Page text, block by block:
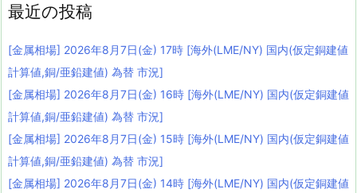
最近の投稿
[金属相場] 2026年8月7日(金) 17時 [海外(LME/NY) 国内(仮定銅建値
計算値,銅/亜鉛建値) 為替 市況]
[金属相場] 2026年8月7日(金) 16時 [海外(LME/NY) 国内(仮定銅建値
計算値,銅/亜鉛建値) 為替 市況]
[金属相場] 2026年8月7日(金) 15時 [海外(LME/NY) 国内(仮定銅建値
計算値,銅/亜鉛建値) 為替 市況]
[金属相場] 2026年8月7日(金) 14時 [海外(LME/NY) 国内(仮定銅建値